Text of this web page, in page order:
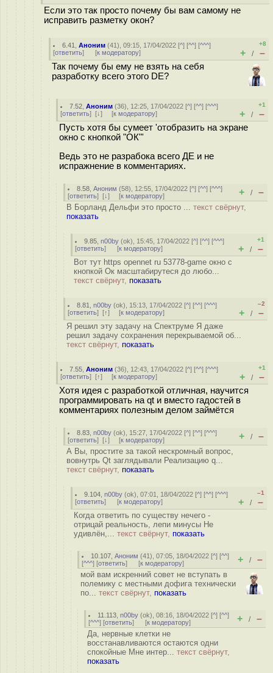
Если это так просто почему бы вам самому не
исправить разметку окон?
6.41 ,Аноним (41), 09:15, 17/04/2022 [^] [^^] [^^^]
[ответить] [к модератору]
+8
+ / –
Так почему бы ему не взять на себя
разработку всего этого DE?
7.52 ,Аноним (36), 12:25, 17/04/2022 [^] [^^] [^^^]
[ответить] [↓] [к модератору]
+1
+ / –
Пусть хотя бы сумеет 'отобразить на экране
окно с кнопкой "ОК"'
Ведь это не разрабока всего ДЕ и не
испражнение в комментариях.
8.58 ,Аноним (58), 12:55, 17/04/2022 [^] [^^] [^^^]
[ответить] [↓] [к модератору] + / –
В Борланд Дельфи это просто ... текст свёрнут,
показать
9.85 ,n00by (ok), 15:45, 17/04/2022 [^] [^^] [^^^]
[ответить] [к модератору]
+1
+ / –
Вот тут https opennet ru 53778-game окно с
кнопкой Ок масштабирутеся до любо...
текст свёрнут, показать
8.81 ,n00by (ok), 15:13, 17/04/2022 [^] [^^] [^^^]
[ответить] [↑] [к модератору]
–2
+ / –
Я решил эту задачу на Спектруме Я даже
решил задачу сохранения перекрываемой об...
текст свёрнут, показать
7.55 ,Аноним (36), 12:43, 17/04/2022 [^] [^^] [^^^]
[ответить] [↑] [к модератору]
+1
+ / –
Хотя идея с разработкой отличная, научится
программировать на qt и вместо гадостей в
комментариях полезным делом займётся
8.83 ,n00by (ok), 15:27, 17/04/2022 [^] [^^] [^^^]
[ответить] [↓] [к модератору] + / –
А Вы, простите за такой нескромный вопрос,
вовнутрь Qt заглядывали Реализацию q...
текст свёрнут, показать
9.104 ,n00by (ok), 07:01, 18/04/2022 [^] [^^] [^^^]
[ответить] [к модератору]
–1
+ / –
Когда ответить по существу нечего -
отрицай реальность, лепи минусы Не
удивлён,... текст свёрнут, показать
10.107 ,Аноним (41), 07:05, 18/04/2022 [^] [^^]
[^^^] [ответить] [к модератору] + / –
мой вам искренний совет не вступать в
полемику с местными дофига технически
по... текст свёрнут, показать
11.113 ,n00by (ok), 08:16, 18/04/2022 [^] [^^]
[^^^] [ответить] [к модератору] + / –
Да, нервные клетки не
восстанавливаются остаются одни
спокойные Мне интер... текст свёрнут,
показать